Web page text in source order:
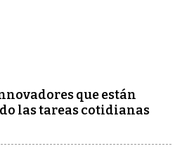
que están
las tareas cotidianas